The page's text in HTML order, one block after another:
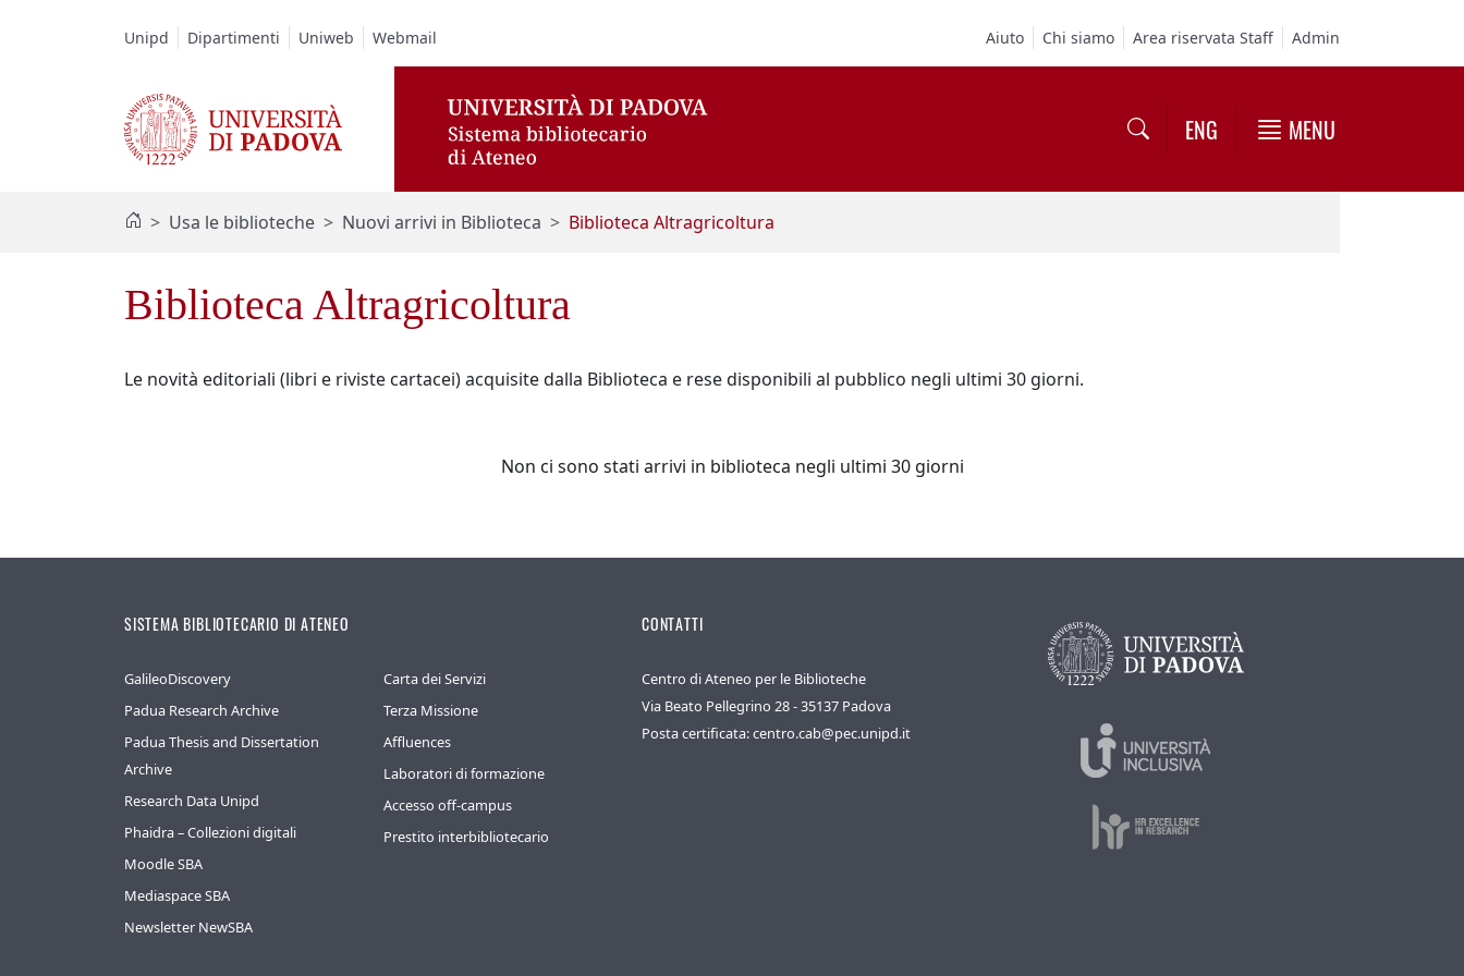
Unipd Dipartimenti Uniweb Webmail Aiuto Chi siamo Area riservata Staff Admin
ENG MENU
Usa le biblioteche Nuovi arrivi in Biblioteca Biblioteca Altragricoltura
Biblioteca Altragricoltura
Le novità editoriali (libri e riviste cartacei) acquisite dalla Biblioteca e rese disponibili al pubblico negli ultimi 30 giorni.
Non ci sono stati arrivi in biblioteca negli ultimi 30 giorni
SISTEMA BIBLIOTECARIO DI ATENEO
GalileoDiscovery
Padua Research Archive
Padua Thesis and Dissertation
Archive
Research Data Unipd
Phaidra – Collezioni digitali
Moodle SBA
Mediaspace SBA
Newsletter NewSBA
Carta dei Servizi
Terza Missione
Affluences
Laboratori di formazione
Accesso off-campus
Prestito interbibliotecario
CONTATTI
Centro di Ateneo per le Biblioteche
Via Beato Pellegrino 28 - 35137 Padova
Posta certificata: centro.cab@pec.unipd.it